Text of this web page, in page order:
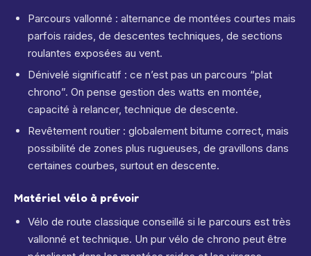
Parcours vallonné : alternance de montées courtes mais
parfois raides, de descentes techniques, de sections
roulantes exposées au vent.
Dénivelé significatif : ce n’est pas un parcours “plat
chrono”. On pense gestion des watts en montée,
capacité à relancer, technique de descente.
Revêtement routier : globalement bitume correct, mais
possibilité de zones plus rugueuses, de gravillons dans
certaines courbes, surtout en descente.
Matériel vélo à prévoir
Vélo de route classique conseillé si le parcours est très
vallonné et technique. Un pur vélo de chrono peut être